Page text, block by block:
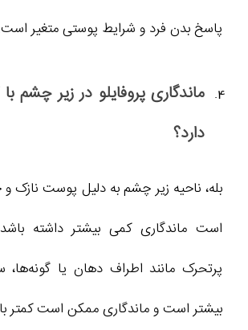
پاسخ بدن فرد و شرایط پوستی متغیر
ماندگاری پروفایلو در زیر چشم
دارد؟
بله، ناحیه زیر چشم به‌ دلیل پوست نازک‌
است ماندگاری کمی بیشتر داشته
پرتحرک مانند اطراف دهان یا
بیشتر است و ماندگاری ممکن است کمتر